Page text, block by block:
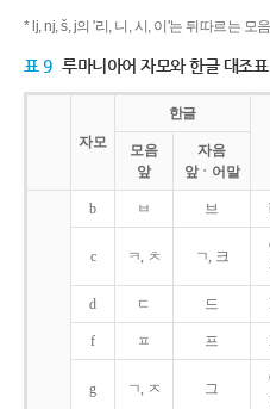
* lj, nj, š, j의 '리, 니, 시, 이'는 뒤따르는 모
표 9 루마니아어 자모와 한글 대조표
자모
한글
모음
앞
자음
앞ㆍ어말
b ㅂ 브
c ㅋ, ㅊ ㄱ, 크
d ㄷ 드
f ㅍ 프
g ㄱ, ㅈ 그